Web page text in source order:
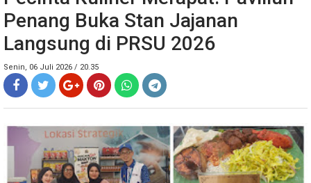
Penang Buka Stan Jajanan
Langsung di PRSU 2026
Senin, 06 Juli 2026 / 20.35